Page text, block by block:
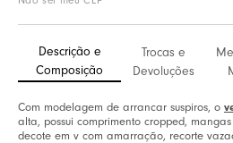
Descrição e
Composição
Trocas e
Devoluções
Com modelagem de arrancar suspiros, o
alta, possui comprimento cropped,
decote em v com amarração, recorte